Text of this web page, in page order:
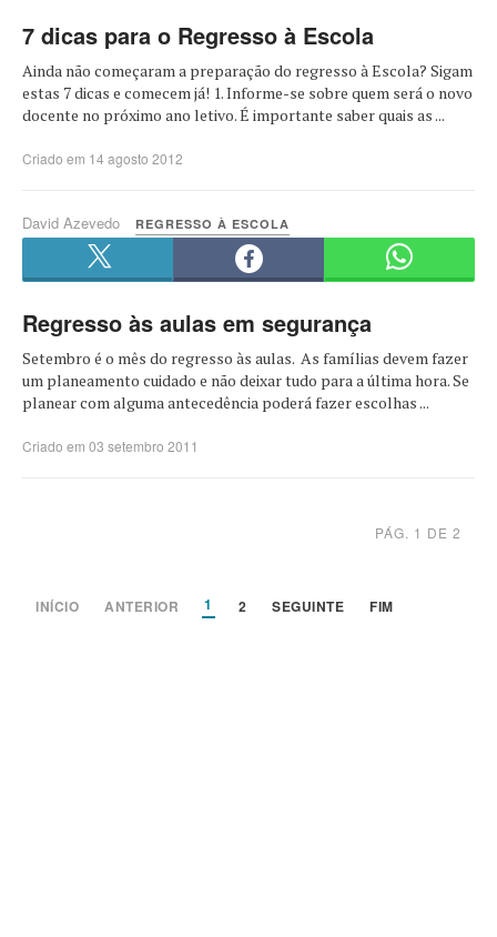
7 dicas para o Regresso à Escola
Ainda não começaram a preparação do regresso à Escola? Sigam
estas 7 dicas e comecem já! 1. Informe-se sobre quem será o novo
docente no próximo ano letivo. É importante saber quais as ...
Criado em 14 agosto 2012
David Azevedo REGRESSO À ESCOLA
Regresso às aulas em segurança
Setembro é o mês do regresso às aulas. As famílias devem fazer
um planeamento cuidado e não deixar tudo para a última hora. Se
planear com alguma antecedência poderá fazer escolhas ...
Criado em 03 setembro 2011
PÁG. 1 DE 2
INÍCIO ANTERIOR 1 2 SEGUINTE FIM